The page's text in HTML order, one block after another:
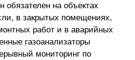
обязателен на объектах
в закрытых помещениях,
работ и в аварийных
газоанализаторы
мониторинг по